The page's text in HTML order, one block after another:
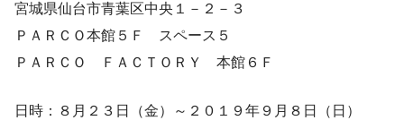
宮城県仙台市青葉区中央１－２－３
ＰＡＲＣＯ本館５Ｆ スペース５
ＰＡＲＣＯ ＦＡＣＴＯＲＹ 本館６Ｆ
日時：８月２３日（金）～２０１９年９月８日（日）